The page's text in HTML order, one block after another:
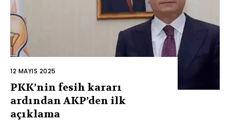
12 MAYIS 2025
PKK’nin fesih kararı
ardından AKP’den ilk
açıklama